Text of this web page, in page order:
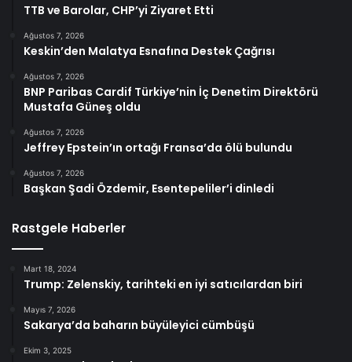
TTB ve Barolar, CHP’yi Ziyaret Etti
Ağustos 7, 2026
Keskin’den Malatya Esnafına Destek Çağrısı
Ağustos 7, 2026
BNP Paribas Cardif Türkiye’nin İç Denetim Direktörü
Mustafa Güneş oldu
Ağustos 7, 2026
Jeffrey Epstein’ın ortağı Fransa’da ölü bulundu
Ağustos 7, 2026
Başkan Şadi Özdemir, Esentepeliler’i dinledi
Rastgele Haberler
Mart 18, 2024
Trump: Zelenskiy, tarihteki en iyi satıcılardan biri
Mayıs 7, 2026
Sakarya’da baharın büyüleyici cümbüşü
Ekim 3, 2025